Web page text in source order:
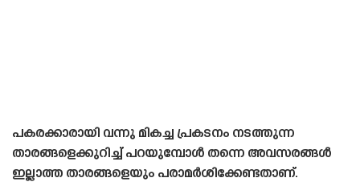
പകരക്കാരായി വന്നു മികച്ച പ്രകടനം നടത്തുന്ന
താരങ്ങളെക്കുറിച്ച് പറയുമ്പോൾ തന്നെ അവസരങ്ങൾ
ഇല്ലാത്ത താരങ്ങളെയും പരാമർശിക്കേണ്ടതാണ്.